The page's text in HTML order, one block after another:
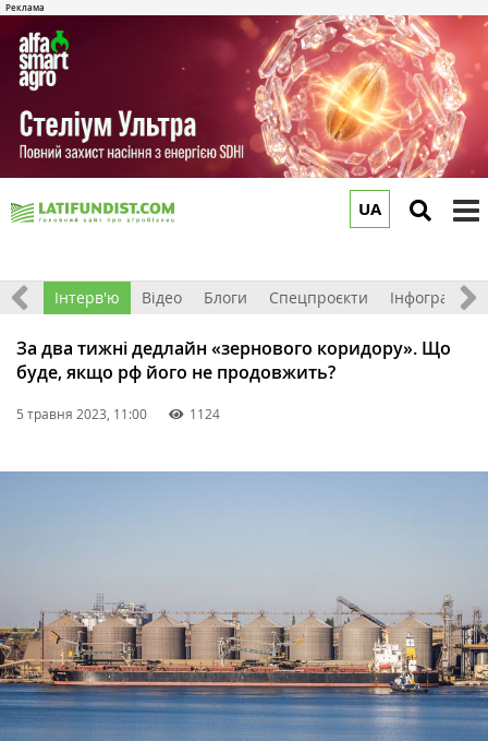
UA
Інтерв'ю Відео Блоги Спецпроєкти Інфографіка
За два тижні дедлайн «зернового коридору». Що
буде, якщо рф його не продовжить?
5 травня 2023, 11:00 1124